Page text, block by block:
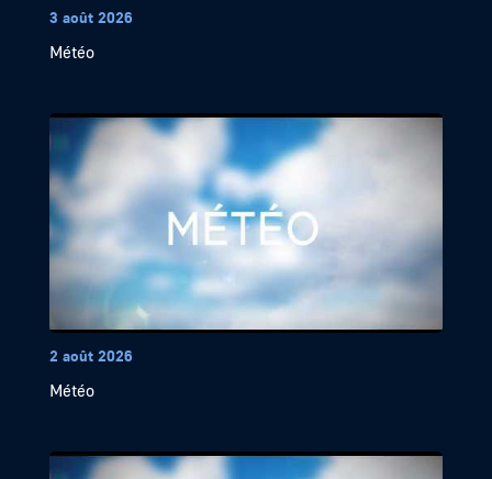
3 août 2026
Météo
2 août 2026
Météo